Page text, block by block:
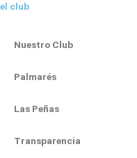
el club
Nuestro Club
Palmarés
Las Peñas
Transparencia